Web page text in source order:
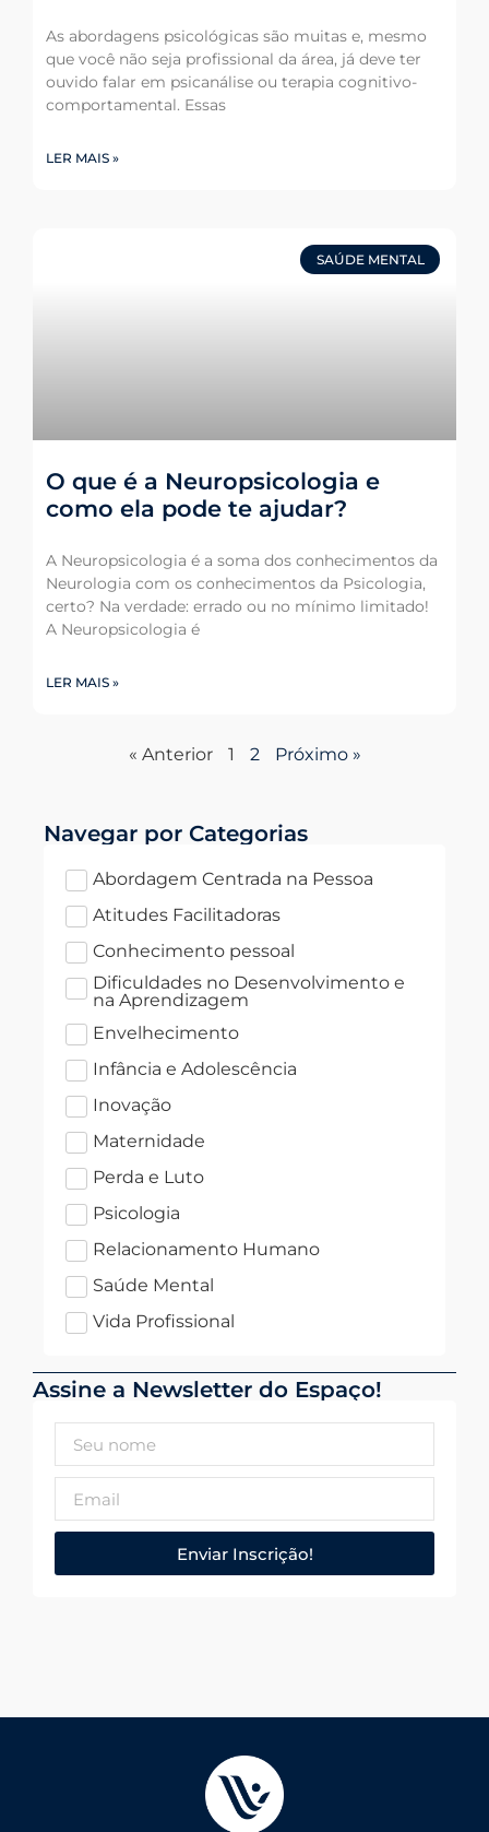
As abordagens psicológicas são muitas e, mesmo
que você não seja profissional da área, já deve ter
ouvido falar em psicanálise ou terapia cognitivo-
comportamental. Essas
LER MAIS »
SAÚDE MENTAL
O que é a Neuropsicologia e
como ela pode te ajudar?
A Neuropsicologia é a soma dos conhecimentos da
Neurologia com os conhecimentos da Psicologia,
certo? Na verdade: errado ou no mínimo limitado!
A Neuropsicologia é
LER MAIS »
« Anterior 1 2 Próximo »
Navegar por Categorias
Abordagem Centrada na Pessoa
Atitudes Facilitadoras
Conhecimento pessoal
Dificuldades no Desenvolvimento e
na Aprendizagem
Envelhecimento
Infância e Adolescência
Inovação
Maternidade
Perda e Luto
Psicologia
Relacionamento Humano
Saúde Mental
Vida Profissional
Assine a Newsletter do Espaço!
Enviar Inscrição!